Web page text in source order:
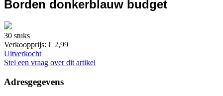
Borden donkerblauw budget
30 stuks
Verkoopprijs: € 2,99
Uitverkocht
Stel een vraag over dit artikel
Adresgegevens